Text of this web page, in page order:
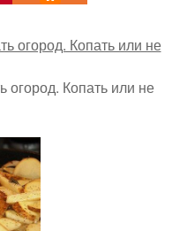
Копать или не